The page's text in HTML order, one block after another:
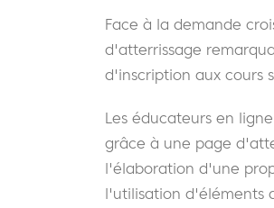
Face à la demande
d'atterrissage
d'inscription aux cours
Les éducateurs en
grâce à une page
l'élaboration d'une
l'utilisation d'éléments